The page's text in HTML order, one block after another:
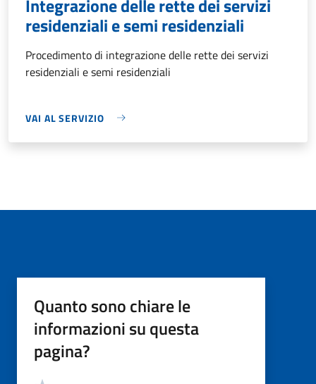
Integrazione delle rette dei servizi
residenziali e semi residenziali
Procedimento di integrazione delle rette dei servizi
residenziali e semi residenziali
VAI AL SERVIZIO
Quanto sono chiare le
informazioni su questa
pagina?